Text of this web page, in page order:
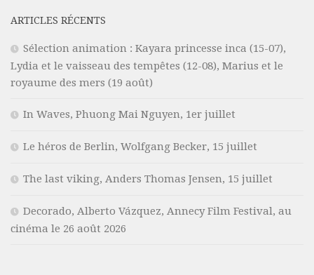
ARTICLES RÉCENTS
Sélection animation : Kayara princesse inca (15-07),
Lydia et le vaisseau des tempêtes (12-08), Marius et le
royaume des mers (19 août)
In Waves, Phuong Mai Nguyen, 1er juillet
Le héros de Berlin, Wolfgang Becker, 15 juillet
The last viking, Anders Thomas Jensen, 15 juillet
Decorado, Alberto Vázquez, Annecy Film Festival, au
cinéma le 26 août 2026